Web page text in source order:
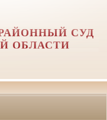
СУД
ОБЛАСТИ